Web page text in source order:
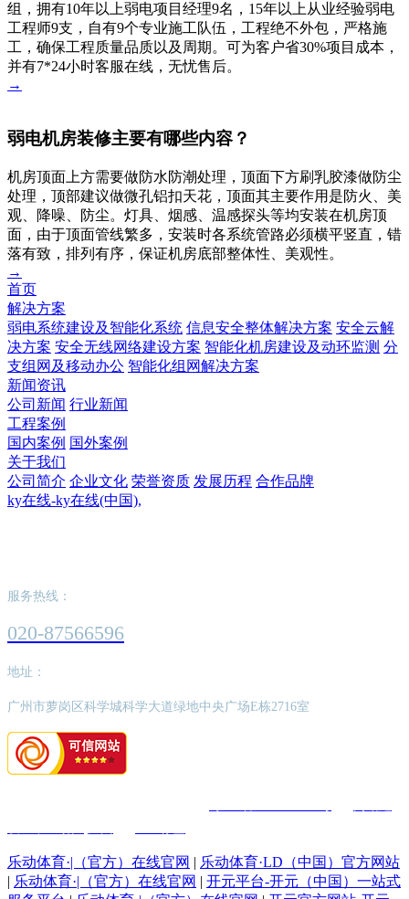
组，拥有10年以上弱电项目经理9名，15年以上从业经验弱电
工程师9支，自有9个专业施工队伍，工程绝不外包，严格施
工，确保工程质量品质以及周期。可为客户省30%项目成本，
并有7*24小时客服在线，无忧售后。
→
弱电机房装修主要有哪些内容？
机房顶面上方需要做防水防潮处理，顶面下方刷乳胶漆做防尘
处理，顶部建议做微孔铝扣天花，顶面其主要作用是防火、美
观、降噪、防尘。灯具、烟感、温感探头等均安装在机房顶
面，由于顶面管线繁多，安装时各系统管路必须横平竖直，错
落有致，排列有序，保证机房底部整体性、美观性。
→
首页
解决方案
弱电系统建设及智能化系统 信息安全整体解决方案 安全云解
决方案 安全无线网络建设方案 智能化机房建设及动环监测 分
支组网及移动办公 智能化组网解决方案
新闻资讯
公司新闻 行业新闻
工程案例
国内案例 国外案例
关于我们
公司简介 企业文化 荣誉资质 发展历程 合作品牌
ky在线-ky在线(中国),
服务热线：
020-87566596
地址：
广州市萝岗区科学城科学大道绿地中央广场E栋2716室
乐动体育·|（官方）在线官网 | 乐动体育·LD（中国）官方网站
| 乐动体育·|（官方）在线官网 | 开元平台-开元（中国）一站式